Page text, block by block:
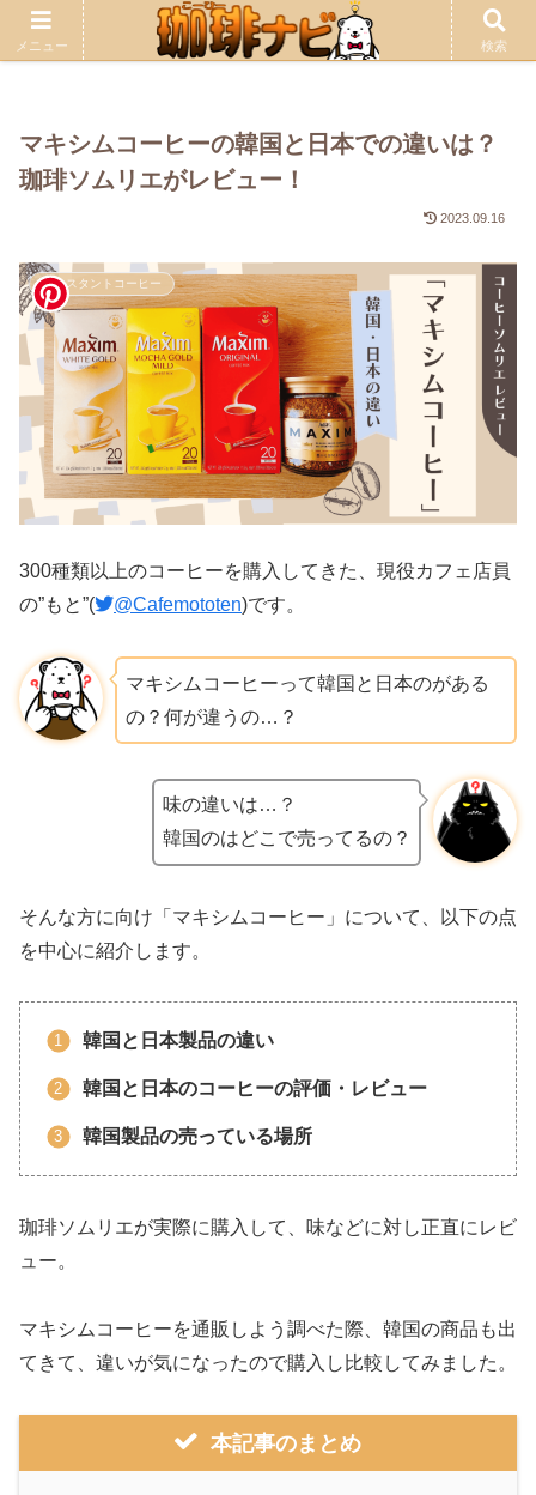
当サイトの記事には広告が含まれます。 広告について
マキシムコーヒーの韓国と日本での違いは？
珈琲ソムリエがレビュー！
2023.09.16
インスタントコーヒー
300種類以上のコーヒーを購入してきた、現役カフェ店員
の”もと”(
@Cafemototen)です。
マキシムコーヒーって韓国と日本のがある
の？何が違うの…？
味の違いは…？
韓国のはどこで売ってるの？
そんな方に向け「マキシムコーヒー」について、以下の点
を中心に紹介します。
韓国と日本製品の違い
韓国と日本のコーヒーの評価・レビュー
韓国製品の売っている場所
珈琲ソムリエが実際に購入して、味などに対し正直にレビ
ュー。
マキシムコーヒーを通販しよう調べた際、韓国の商品も出
てきて、違いが気になったので購入し比較してみました。
本記事のまとめ
メニュー 検索